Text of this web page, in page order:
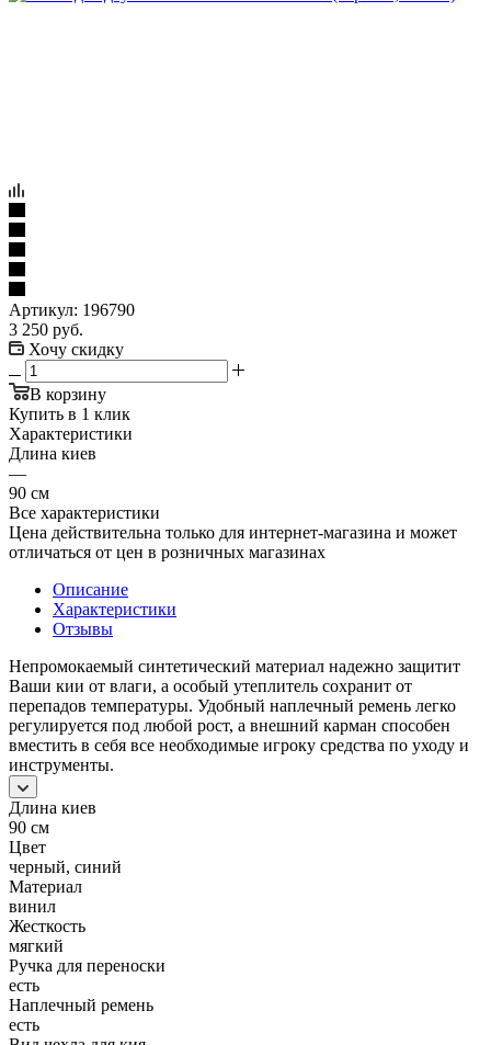
Артикул: 196790
3 250 руб.
Хочу скидку
В корзину
Купить в 1 клик
Характеристики
Длина киев
—
90 см
Все характеристики
Цена действительна только для интернет-магазина и может
отличаться от цен в розничных магазинах
Описание
Характеристики
Отзывы
Непромокаемый синтетический материал надежно защитит
Ваши кии от влаги, а особый утеплитель сохранит от
перепадов температуры. Удобный наплечный ремень легко
регулируется под любой рост, а внешний карман способен
вместить в себя все необходимые игроку средства по уходу и
инструменты.
Длина киев
90 см
Цвет
черный, синий
Материал
винил
Жесткость
мягкий
Ручка для переноски
есть
Наплечный ремень
есть